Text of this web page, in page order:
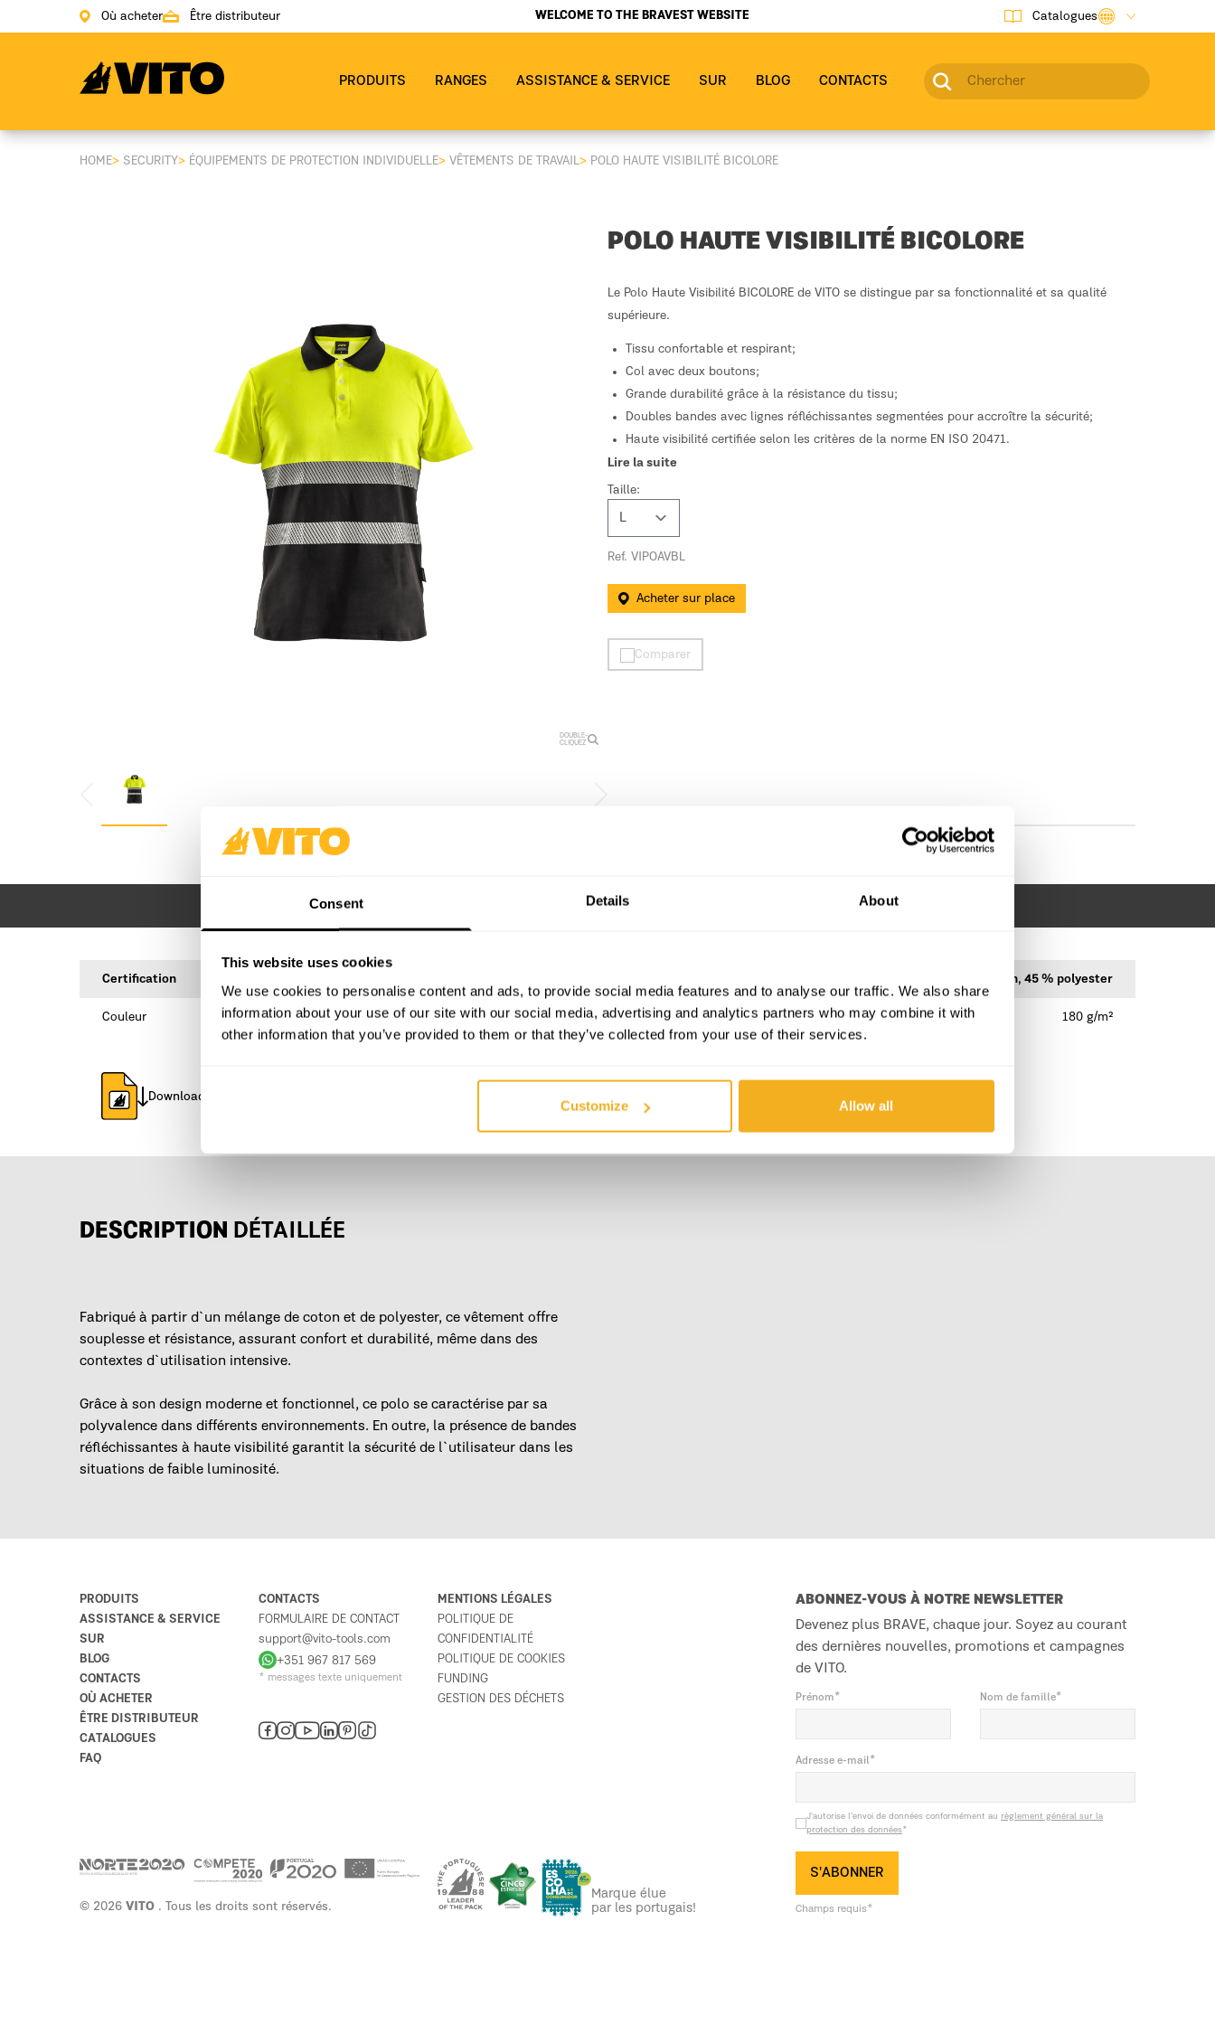
Consent Details About
This website uses cookies
We use cookies to personalise content and ads, to provide social media features and to analyse our traffic. We also share
information about your use of our site with our social media, advertising and analytics partners who may combine it with
other information that you’ve provided to them or that they’ve collected from your use of their services.
Customize Allow all
Où acheter Être distributeur WELCOME TO THE BRAVEST WEBSITE Catalogues
Aller à la page principale
PRODUITS
RANGES ASSISTANCE & SERVICE SUR BLOG CONTACTS
HOME> SECURITY> ÉQUIPEMENTS DE PROTECTION INDIVIDUELLE> VÊTEMENTS DE TRAVAIL> POLO HAUTE VISIBILITÉ BICOLORE
DOUBLE-
CLIQUEZ
POLO HAUTE VISIBILITÉ BICOLORE
Le Polo Haute Visibilité BICOLORE de VITO se distingue par sa fonctionnalité et sa qualité
supérieure.
Tissu confortable et respirant;
Col avec deux boutons;
Grande durabilité grâce à la résistance du tissu;
Doubles bandes avec lignes réfléchissantes segmentées pour accroître la sécurité;
Haute visibilité certifiée selon les critères de la norme EN ISO 20471.
Lire la suite
Taille:
Ref. VIPOAVBL
Acheter sur place
Comparer
SPÉCIFICATIONS TECHNIQUES
Certification 55 % coton, 45 % polyester
Couleur Jaune/noir Grammage 180 g/m²
Download fiche technique
DESCRIPTION DÉTAILLÉE
Fabriqué à partir d`un mélange de coton et de polyester, ce vêtement offre
souplesse et résistance, assurant confort et durabilité, même dans des
contextes d`utilisation intensive.
Grâce à son design moderne et fonctionnel, ce polo se caractérise par sa
polyvalence dans différents environnements. En outre, la présence de bandes
réfléchissantes à haute visibilité garantit la sécurité de l`utilisateur dans les
situations de faible luminosité.
PRODUITS
ASSISTANCE & SERVICE
SUR
BLOG
CONTACTS
OÙ ACHETER
ÊTRE DISTRIBUTEUR
CATALOGUES
FAQ
CONTACTS
FORMULAIRE DE CONTACT
support@vito-tools.com
+351 967 817 569
* messages texte uniquement
MENTIONS LÉGALES
POLITIQUE DE
CONFIDENTIALITÉ
POLITIQUE DE COOKIES
FUNDING
GESTION DES DÉCHETS
ABONNEZ-VOUS À NOTRE NEWSLETTER
Devenez plus BRAVE, chaque jour. Soyez au courant
des dernières nouvelles, promotions et campagnes
de VITO.
Prénom* Nom de famille*
Adresse e-mail*
J'autorise l'envoi de données conformément au règlement général sur la
protection des données*
S'ABONNER
Champs requis*
Marque élue
par les portugais!
© 2026 VITO . Tous les droits sont réservés.